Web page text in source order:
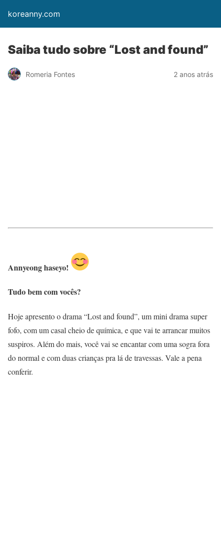
koreanny.com
Saiba tudo sobre “Lost and found”
Romeria Fontes 2 anos atrás
Annyeong haseyo!
Tudo bem com vocês?
Hoje apresento o drama “Lost and found”, um mini drama super
fofo, com um casal cheio de química, e que vai te arrancar muitos
suspiros. Além do mais, você vai se encantar com uma sogra fora
do normal e com duas crianças pra lá de travessas. Vale a pena
conferir.